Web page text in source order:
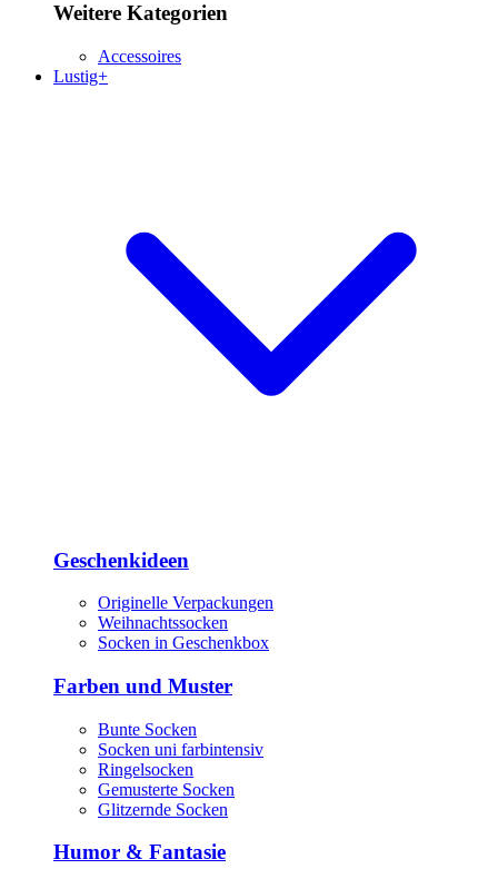
Weitere Kategorien
Accessoires
Lustig+
Geschenkideen
Originelle Verpackungen
Weihnachtssocken
Socken in Geschenkbox
Farben und Muster
Bunte Socken
Socken uni farbintensiv
Ringelsocken
Gemusterte Socken
Glitzernde Socken
Humor & Fantasie